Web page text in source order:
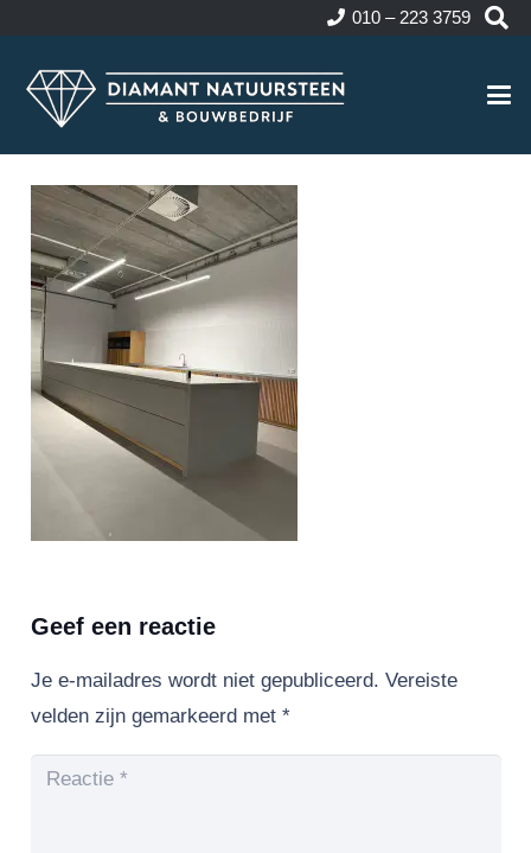
010 – 223 3759
Geef een reactie
Je e-mailadres wordt niet gepubliceerd. Vereiste
velden zijn gemarkeerd met *